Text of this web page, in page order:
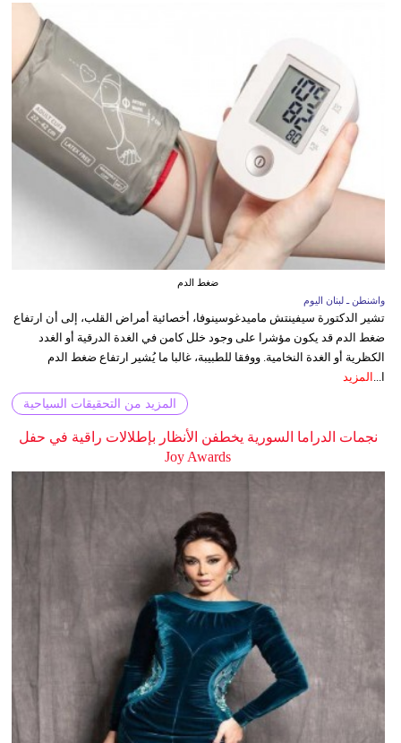
ضغط الدم
واشنطن ـ لبنان اليوم
تشير الدكتورة سيفينتش ماميدغوسينوفا، أخصائية أمراض القلب، إلى أن ارتفاع
ضغط الدم قد يكون مؤشرا على وجود خلل كامن في الغدة الدرقية أو الغدد
الكظرية أو الغدة النخامية. ووفقا للطبيبة، غالبا ما يُشير ارتفاع ضغط الدم
ا...
المزيد
المزيد من التحقيقات السياحية
نجمات الدراما السورية يخطفن الأنظار بإطلالات راقية في حفل
Joy Awards